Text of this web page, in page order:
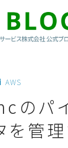
AWS
のパ
を管理